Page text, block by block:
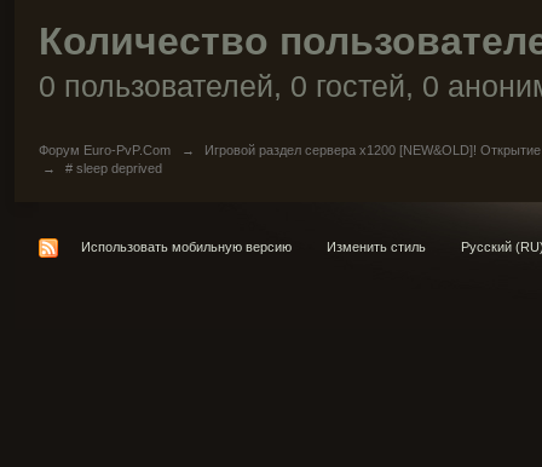
Количество
0 пользователей, 0 гостей, 0
Форум Euro-PvP.Com →
Игровой раздел сервера х1200 [NEW&OLD]!
→
# sleep deprived
Использовать мобильную версию Изменить стиль Русский